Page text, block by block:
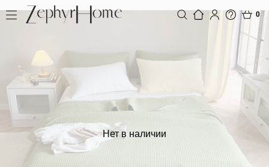
0
Нет в наличии